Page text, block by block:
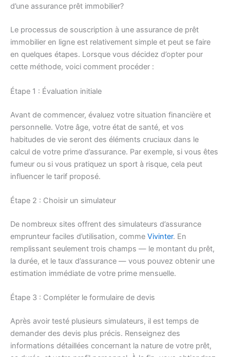
d’une assurance prêt immobilier?
Le processus de souscription à une assurance de prêt
immobilier en ligne est relativement simple et peut se faire
en quelques étapes. Lorsque vous décidez d’opter pour
cette méthode, voici comment procéder :
Étape 1 : Évaluation initiale
Avant de commencer, évaluez votre situation financière et
personnelle. Votre âge, votre état de santé, et vos
habitudes de vie seront des éléments cruciaux dans le
calcul de votre prime d’assurance. Par exemple, si vous êtes
fumeur ou si vous pratiquez un sport à risque, cela peut
influencer le tarif proposé.
Étape 2 : Choisir un simulateur
De nombreux sites offrent des simulateurs d’assurance
emprunteur faciles d’utilisation, comme Vivinter. En
remplissant seulement trois champs — le montant du prêt,
la durée, et le taux d’assurance — vous pouvez obtenir une
estimation immédiate de votre prime mensuelle.
Étape 3 : Compléter le formulaire de devis
Après avoir testé plusieurs simulateurs, il est temps de
demander des devis plus précis. Renseignez des
informations détaillées concernant la nature de votre prêt,